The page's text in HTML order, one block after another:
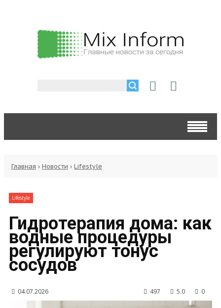
Главная › Новости › Lifestyle
Lifestyle
Гидротерапия дома: как
водные процедуры
регулируют тонус
сосудов
04.07.2026 497 5.0 0